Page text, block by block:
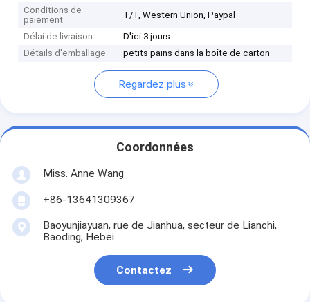
Conditions de
paiement
T/T, Western Union, Paypal
Délai de livraison
D'ici 3 jours
Détails d'emballage
petits pains dans la boîte de carton
Regardez plus
Coordonnées
Miss. Anne Wang
+86-13641309367
Baoyunjiayuan, rue de Jianhua, secteur de Lianchi,
Baoding, Hebei
Contactez